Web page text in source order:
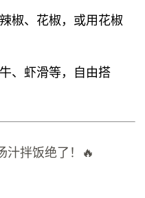
椒、花椒，或用花椒
、虾滑等，自由搭
汁拌饭绝了！🔥